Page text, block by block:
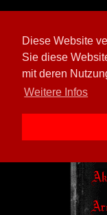
Diese Website
Sie diese
mit deren
Weitere Infos
[